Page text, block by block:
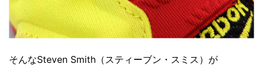
そんなSteven Smith（スティーブン・スミス）が